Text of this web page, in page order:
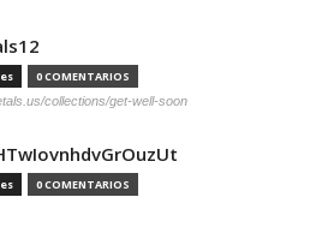
0 COMENTARIOS
collections/get-well-soon
0 COMENTARIOS